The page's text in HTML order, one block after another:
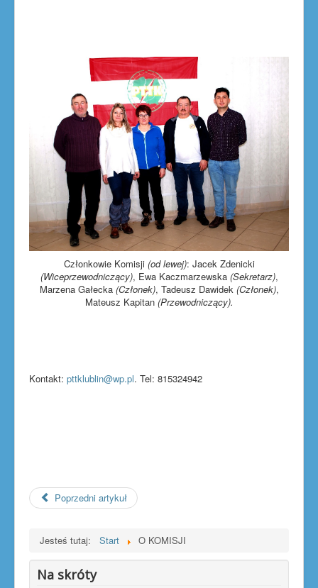
Członkowie Komisji (od lewej): Jacek Zdenicki
(Wiceprzewodniczący), Ewa Kaczmarzewska (Sekretarz),
Marzena Gałecka (Członek), Tadeusz Dawidek (Członek),
Mateusz Kapitan (Przewodniczący).
Kontakt: pttklublin@wp.pl. Tel: 815324942
Poprzedni artykuł
Jesteś tutaj: Start O KOMISJI
Na skróty